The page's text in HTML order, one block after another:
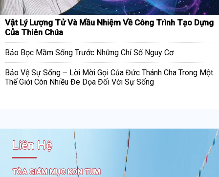
Vật Lý Lượng Tử Và Mầu Nhiệm Về Công Trình Tạo Dựng
Của Thiên Chúa
Bảo Bọc Mầm Sống Trước Những Chỉ Số Nguy Cơ
Bảo Vệ Sự Sống – Lời Mời Gọi Của Đức Thánh Cha Trong Một
Thế Giới Còn Nhiều Đe Dọa Đối Với Sự Sống
Liên Hệ
TÒA GIÁM MỤC KON TUM